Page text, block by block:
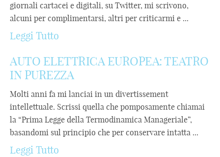
giornali cartacei e digitali, su Twitter, mi scrivono,
alcuni per complimentarsi, altri per criticarmi e ...
Leggi Tutto
AUTO ELETTRICA EUROPEA: TEATRO
IN PUREZZA
Molti anni fa mi lanciai in un divertissement
intellettuale. Scrissi quella che pomposamente chiamai
la “Prima Legge della Termodinamica Manageriale”,
basandomi sul principio che per conservare intatta ...
Leggi Tutto